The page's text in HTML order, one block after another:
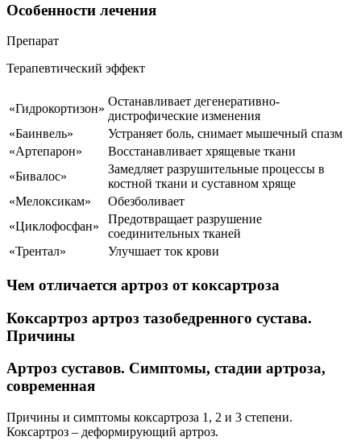
Особенности лечения
Препарат
Терапевтический эффект
«Гидрокортизон»
Останавливает дегенеративно-
дистрофические изменения
«Баинвель»
Устраняет боль, снимает мышечный спазм
«Артепарон»
Восстанавливает хрящевые ткани
«Бивалос»
Замедляет разрушительные процессы в
костной ткани и суставном хряще
«Мелоксикам»
Обезболивает
«Циклофосфан»
Предотвращает разрушение
соединительных тканей
«Трентал»
Улучшает ток крови
Чем отличается артроз от коксартроза
Коксартроз артроз тазобедренного сустава.
Причины
Артроз суставов. Симптомы, стадии артроза,
современная
Причины и симптомы коксартроза 1, 2 и 3 степени.
Коксартроз – деформирующий артроз.